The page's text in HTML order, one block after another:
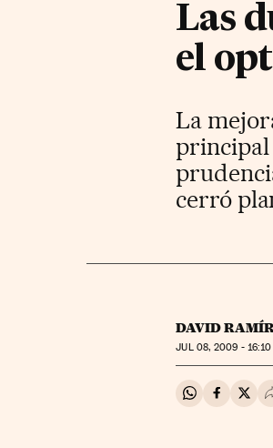
Las
el
La
principal
cerró
DAVID
JUL 08, 2009 - 16:10
Compartir en